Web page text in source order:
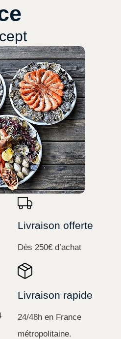
Livraison offerte
Dès 250€ d’achat
Livraison rapide
24/48h en France
métropolitaine.